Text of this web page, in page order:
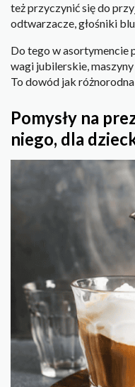
też przyczynić się do
odtwarzacze, głośniki
Do tego w asortymencie
wagi jubilerskie,
To dowód jak
Pomysły na
niego, dla